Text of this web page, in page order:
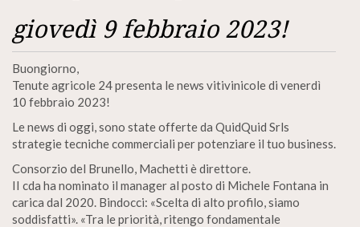
giovedì 9 febbraio 2023!
Buongiorno,
Tenute agricole 24 presenta le news vitivinicole di venerdì
10 febbraio 2023!
Le news di oggi, sono state offerte da QuidQuid Srls
strategie tecniche commerciali per potenziare il tuo business.
Consorzio del Brunello, Machetti è direttore.
II cda ha nominato il manager al posto di Michele Fontana in
carica dal 2020. Bindocci: «Scelta di alto profilo, siamo
soddisfatti». «Tra le priorità, ritengo fondamentale